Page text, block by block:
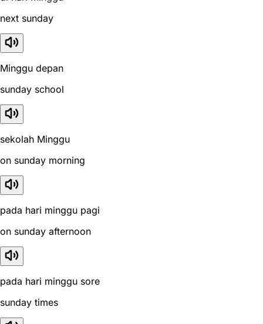
next sunday
Minggu depan
sunday school
sekolah Minggu
on sunday morning
pada hari minggu pagi
on sunday afternoon
pada hari minggu sore
sunday times